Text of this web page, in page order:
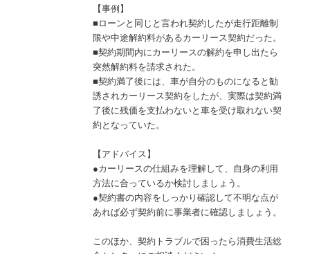
【事例】
■ローンと同じと言われ契約したが走行距離制
限や中途解約料があるカーリース契約だった。
■契約期間内にカーリースの解約を申し出たら
突然解約料を請求された。
■契約満了後には、車が自分のものになると勧
誘されカーリース契約をしたが、実際は契約満
了後に残価を支払わないと車を受け取れない契
約となっていた。
【アドバイス】
●カーリースの仕組みを理解して、自身の利用
方法に合っているか検討しましょう。
●契約書の内容をしっかり確認して不明な点が
あれば必ず契約前に事業者に確認しましょう。
このほか、契約トラブルで困ったら消費生活総